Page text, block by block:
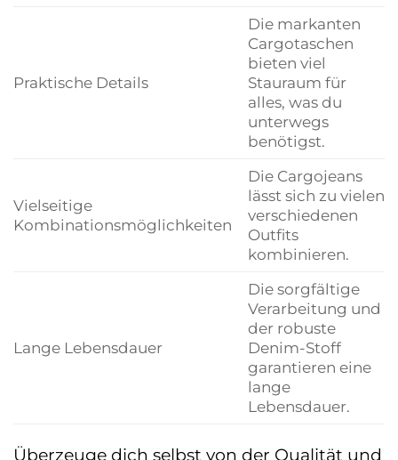
Praktische Details
Die markanten
Cargotaschen
bieten viel
Stauraum für
alles, was du
unterwegs
benötigst.
Vielseitige
Kombinationsmöglichkeiten
Die Cargojeans
lässt sich zu vielen
verschiedenen
Outfits
kombinieren.
Lange Lebensdauer
Die sorgfältige
Verarbeitung und
der robuste
Denim-Stoff
garantieren eine
lange
Lebensdauer.
Überzeuge dich selbst von der Qualität und